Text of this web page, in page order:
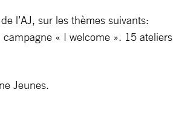
l’AJ, sur les thèmes suivants:
« I welcome ». 15 ateliers
Jeunes.